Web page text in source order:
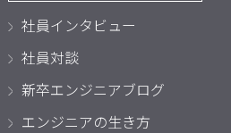
社員インタビュー
社員対談
新卒エンジニアブログ
エンジニアの生き方